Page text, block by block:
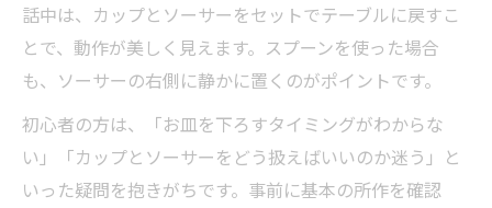
話中は、カップとソーサーをセットでテーブルに戻すこ
とで、動作が美しく見えます。スプーンを使った場合
も、ソーサーの右側に静かに置くのがポイントです。
初心者の方は、「お皿を下ろすタイミングがわからな
い」「カップとソーサーをどう扱えばいいのか迷う」と
いった疑問を抱きがちです。事前に基本の所作を確認